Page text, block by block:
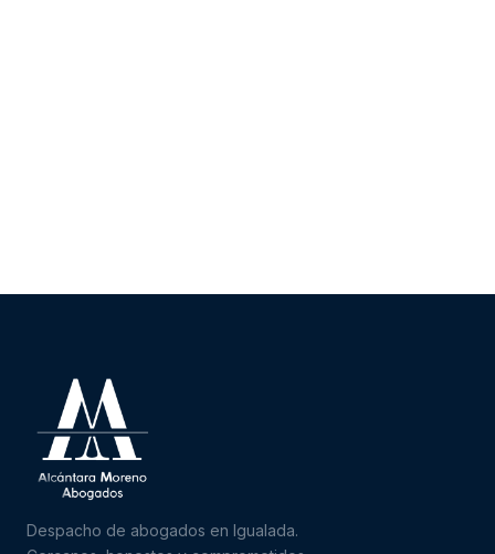
Despacho de abogados en Igualada.